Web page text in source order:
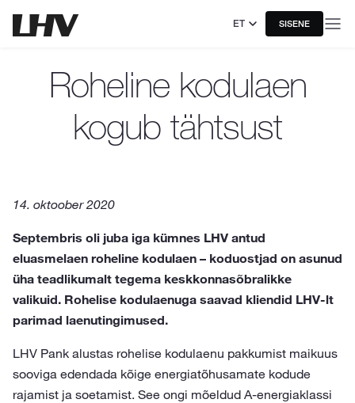
ET SISENE
Roheline kodulaen
kogub tähtsust
14. oktoober 2020
Septembris oli juba iga kümnes LHV antud
eluasmelaen roheline kodulaen – koduostjad on asunud
üha teadlikumalt tegema keskkonnasõbralikke
valikuid. Rohelise kodulaenuga saavad kliendid LHV-lt
parimad laenutingimused.
LHV Pank alustas rohelise kodulaenu pakkumist maikuus
sooviga edendada kõige energiatõhusamate kodude
rajamist ja soetamist. See ongi mõeldud A-energiaklassi